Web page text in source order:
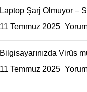
Laptop Şarj Olmuyor –
11 Temmuz 2025
Bilgisayarınızda Virüs
11 Temmuz 2025